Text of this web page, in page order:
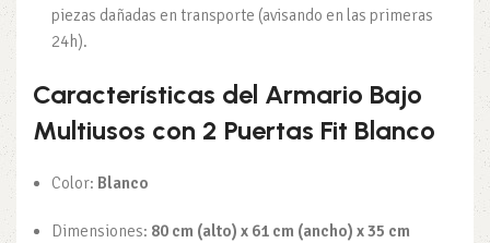
piezas dañadas en transporte (avisando en las primeras
24h).
Características del Armario Bajo
Multiusos con 2 Puertas Fit Blanco
Color: Blanco
Dimensiones: 80 cm (alto) x 61 cm (ancho) x 35 cm